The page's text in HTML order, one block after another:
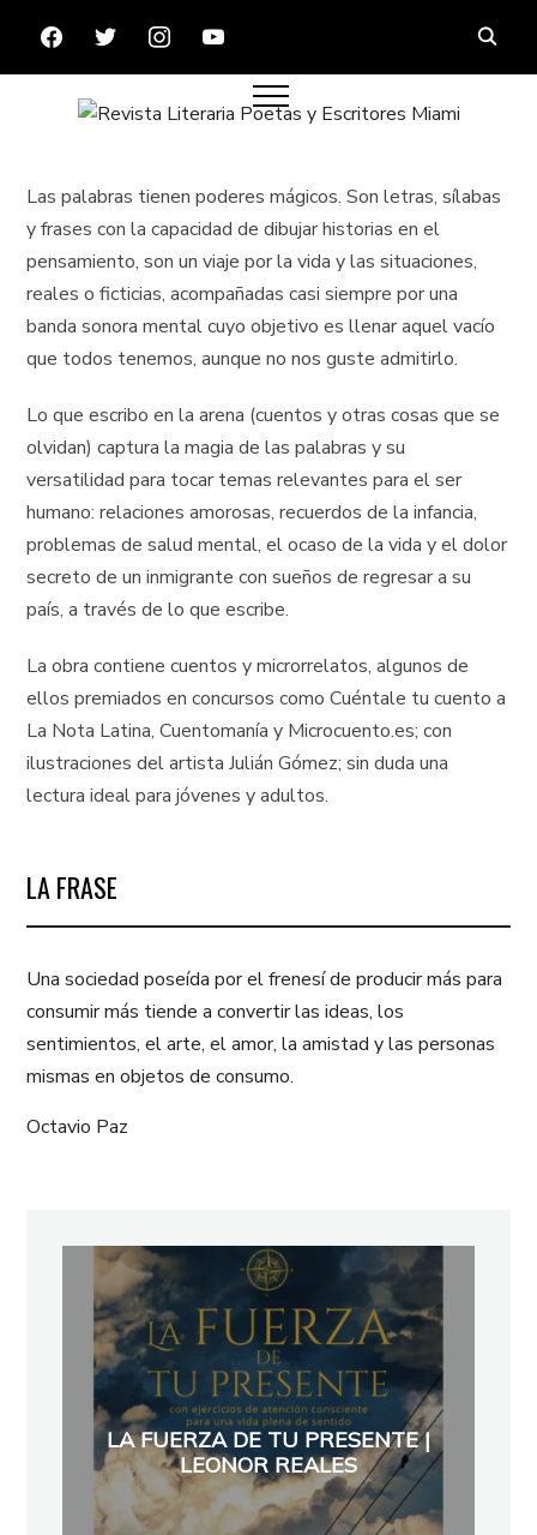
FACEBOOKTWITTERINSTAGRAMYOUTUBE
Las palabras tienen poderes mágicos. Son letras, sílabas
y frases con la capacidad de dibujar historias en el
pensamiento, son un viaje por la vida y las situaciones,
reales o ficticias, acompañadas casi siempre por una
banda sonora mental cuyo objetivo es llenar aquel vacío
que todos tenemos, aunque no nos guste admitirlo.
Lo que escribo en la arena (cuentos y otras cosas que se
olvidan) captura la magia de las palabras y su
versatilidad para tocar temas relevantes para el ser
humano: relaciones amorosas, recuerdos de la infancia,
problemas de salud mental, el ocaso de la vida y el dolor
secreto de un inmigrante con sueños de regresar a su
país, a través de lo que escribe.
La obra contiene cuentos y microrrelatos, algunos de
ellos premiados en concursos como Cuéntale tu cuento a
La Nota Latina, Cuentomanía y Microcuento.es; con
ilustraciones del artista Julián Gómez; sin duda una
lectura ideal para jóvenes y adultos.
LA FRASE
Una sociedad poseída por el frenesí de producir más para
consumir más tiende a convertir las ideas, los
sentimientos, el arte, el amor, la amistad y las personas
mismas en objetos de consumo.
Octavio Paz
LA FUERZA DE TU PRESENTE |
LEONOR REALES